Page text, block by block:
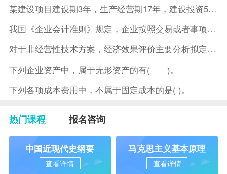
某建设项目建设期3年，生产经营期17年，建设投资5500万元
我国《企业会计准则》规定，企业按照交易或者事项的经济特征确定
对于非经营性技术方案，经济效果评价主要分析拟定方案的( )。
下列企业资产中，属于无形资产的有( )。
下列各项成本费用中，不属于固定成本的是( )。
热门课程 报名咨询
中国近现代史纲要
查看详情
马克思主义基本原理
查看详情